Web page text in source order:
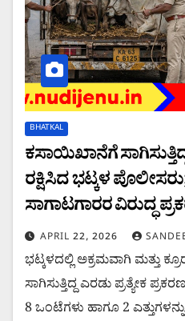
BHATKAL
ಕಸಾಯಿಖಾನೆಗೆ
ರಕ್ಷಿಸಿದ ಭಟ್ಕಳ
ಸಾಗಾಟಗಾರರ ವಿರುದ್ಧ
APRIL 22, 2026
ಭಟ್ಕಳದಲ್ಲಿ ಅಕ್ರಮವಾಗಿ ಮತ್ತು
ಸಾಗಿಸುತ್ತಿದ್ದ ಎರಡು ಪ್ರತ್ಯೇಕ
8 ಒಂಟೆಗಳು ಹಾಗೂ 2